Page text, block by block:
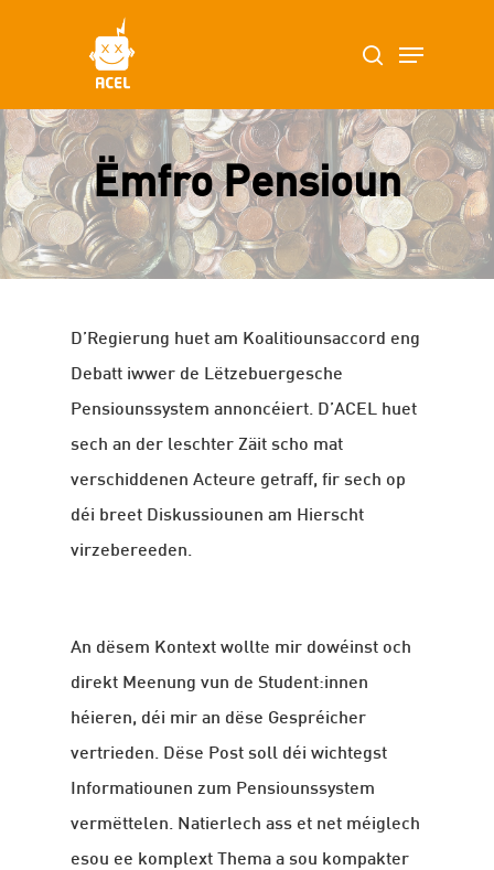
content
search
Ëmfro Pensioun
D’Regierung huet am Koalitiounsaccord eng
Debatt iwwer de Lëtzebuergesche
Pensiounssystem annoncéiert. D’ACEL huet
sech an der leschter Zäit scho mat
verschiddenen Acteure getraff, fir sech op
déi breet Diskussiounen am Hierscht
virzebereeden.
An dësem Kontext wollte mir dowéinst och
direkt Meenung vun de Student:innen
héieren, déi mir an dëse Gespréicher
vertrieden. Dëse Post soll déi wichtegst
Informatiounen zum Pensiounssystem
vermëttelen. Natierlech ass et net méiglech
esou ee komplext Thema a sou kompakter